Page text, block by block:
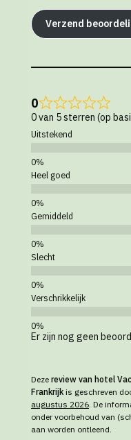
Verzend
0
0 van 5 sterren (op
Uitstekend
Heel goed
Gemiddeld
Slecht
Verschrikkelijk
Er zijn nog geen
Deze review van hotel
Frankrijk is geschreven
augustus 2026. De
onder voorbehoud van
aan worden ontleend.